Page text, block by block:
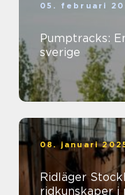
05. februari
Pumptracks:
sverige
08. januari
Ridläger
ridkunskaper i